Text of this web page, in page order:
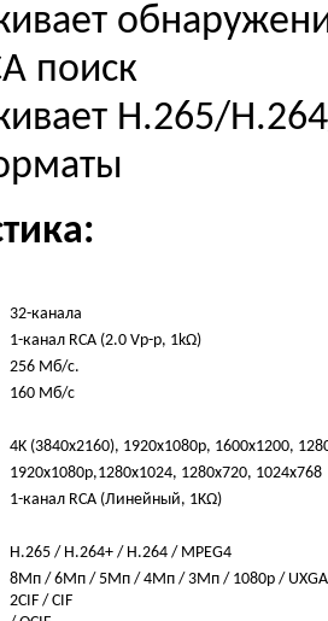
поиск
H.265/
32-канала
1-канал RCA (2.0 Vp-p, 1kΩ)
256 Мб/с.
160 Мб/с
4K (3840x2160), 1920x1080p, 1600x1200,
1920x1080p,1280x1024, 1280x720, 1024x768
1-канал RCA (Линейный, 1KΩ)
H.265 / H.264+ / H.264 / MPEG4
8Мп / 6Мп / 5Мп / 4Мп / 3Мп / 1080p / UXGA
2CIF / CIF